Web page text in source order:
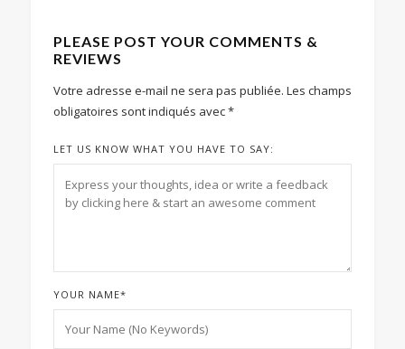
PLEASE POST YOUR COMMENTS &
REVIEWS
Votre adresse e-mail ne sera pas publiée. Les champs
obligatoires sont indiqués avec*
LET US KNOW WHAT YOU HAVE TO SAY:
YOUR NAME*